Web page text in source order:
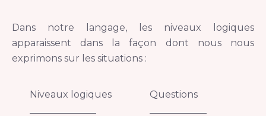
Dans notre langage, les niveaux logiques
apparaissent dans la façon dont nous nous
exprimons sur les situations :
Niveaux logiques
Questions